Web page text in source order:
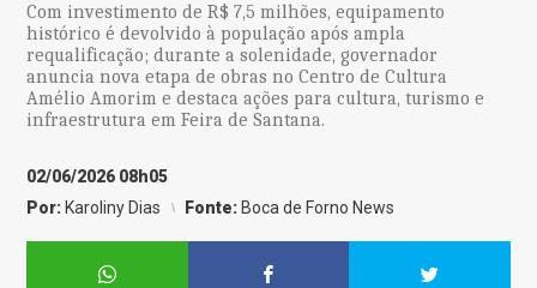
Com investimento de R$ 7,5 milhões, equipamento
histórico é devolvido à população após ampla
requalificação; durante a solenidade, governador
anuncia nova etapa de obras no Centro de Cultura
Amélio Amorim e destaca ações para cultura, turismo e
infraestrutura em Feira de Santana.
02/06/2026 08h05
Por: Karoliny Dias Fonte: Boca de Forno News